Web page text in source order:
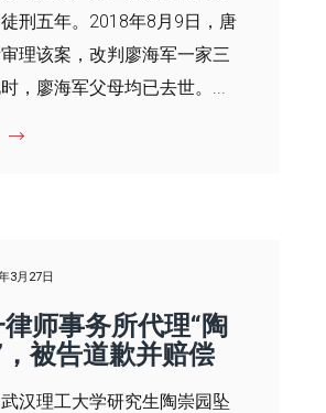
刑五年。2018年8月9日，唐
理该案，改判廖海军一家三
，廖海军父母均已去世。...
3月27日
师事务所代理“陶
被告道歉并赔偿
汉理工大学研究生陶崇园坠